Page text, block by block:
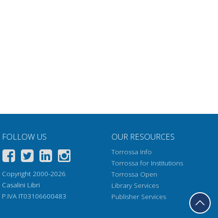
FOLLOW US
Copyright 2000-2026
Casalini Libri
P.IVA IT03106600483
OUR RESOURCES
Torrossa Info
Torrossa for Institutions
Torrossa Open
Library Services
Publisher Services